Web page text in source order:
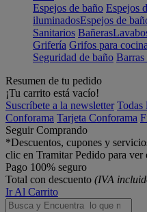
Espejos de baño Espejos
iluminadosEspejos de
Sanitarios Bañeras
Grifería Grifos para cocina
Seguridad de baño Barras
Resumen de tu pedido
¡Tu carrito está vacío!
Suscríbete a la newsletter Todas
Conforama Tarjeta Conforama
Seguir Comprando
*Descuentos, cupones y
clic en Tramitar Pedido para ver
Pago 100% seguro
Total con descuento (IVA
Ir Al Carrito